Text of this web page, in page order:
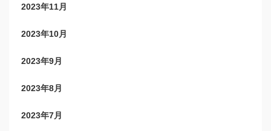
2023年11月
2023年10月
2023年9月
2023年8月
2023年7月